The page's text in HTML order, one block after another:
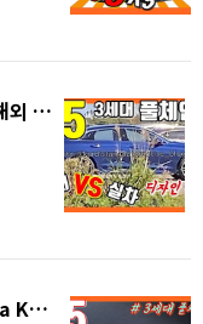
14부! 3세대 K5! 유출된 디자인 분석과 해외 네티즌 반응 KIA K5 OPTIMA DL3! 3GEN
13부! 3세대 K5 풀체인지! 티저 분석! kia K5 OPTIMA DL3! 3rd generation! Korean Cars